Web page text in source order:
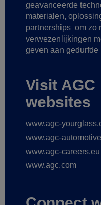
geavanceerde
materialen,
partnerships om zo
verwezenlijkingen
geven aan gedurfde
Visit AGC
websites
www.agc-
www.agc-
www.agc-careers.eu
www.agc.com